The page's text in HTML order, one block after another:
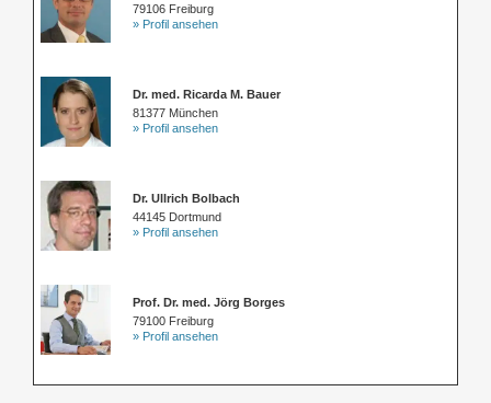
79106 Freiburg
» Profil ansehen
Dr. med. Ricarda M. Bauer
81377 München
» Profil ansehen
Dr. Ullrich Bolbach
44145 Dortmund
» Profil ansehen
Prof. Dr. med. Jörg Borges
79100 Freiburg
» Profil ansehen